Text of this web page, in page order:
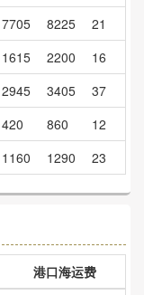
7705 8225
21
1615 2200
16
2945 3405
37
420 860
12
1160 1290 23
港口海运费